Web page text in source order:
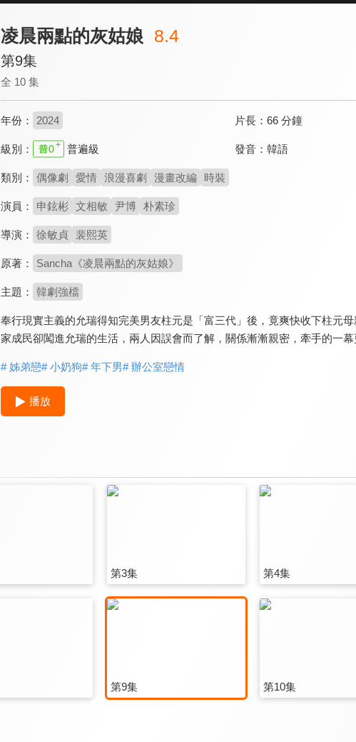
凌晨兩點的灰姑娘 8.4
第9集
全 10 集
年份： 2024 片長： 66 分鐘
級別： 普遍級 發音： 韓語
類別： 偶像劇 愛情 浪漫喜劇 漫畫改編 時裝
演員： 申鉉彬 文相敏 尹博 朴素珍
導演： 徐敏貞 裴熙英
原著： Sancha《凌晨兩點的灰姑娘》
主題： 韓劇強檔
奉行現實主義的允瑞得知完美男友柱元是「富三代」後，竟爽快收下柱元
家成民卻闖進允瑞的生活，兩人因誤會而了解，關係漸漸親密，牽手的一
# 姊弟戀# 小奶狗# 年下男# 辦公室戀情
播放
第3集 第4集
第9集 第10集